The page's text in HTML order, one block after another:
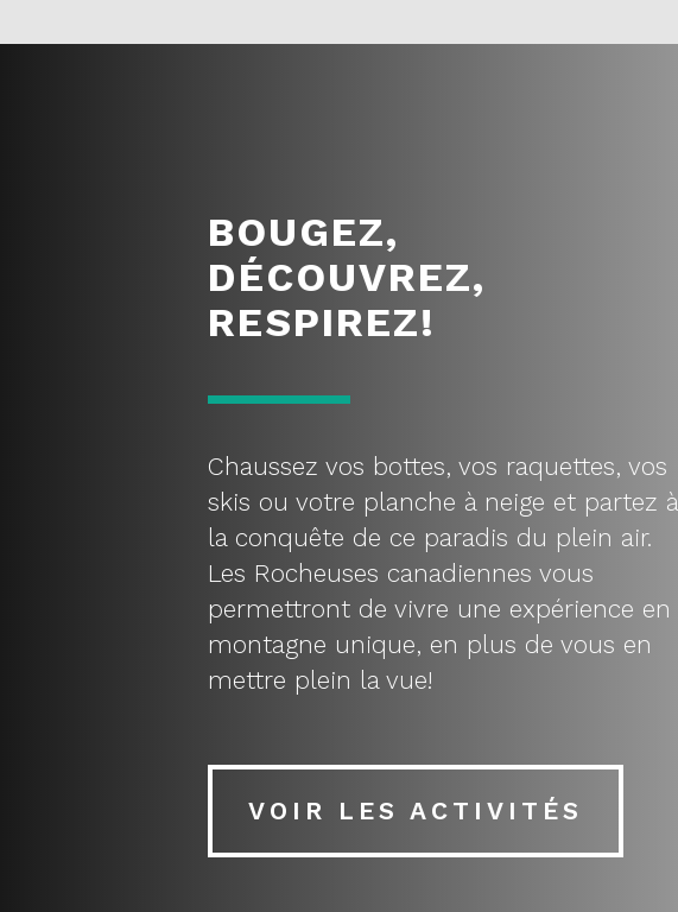
BOUGEZ,
DÉCOUVREZ,
RESPIREZ!
Chaussez vos bottes, vos raquettes, vos
skis ou votre planche à neige et partez à
la conquête de ce paradis du plein air.
Les Rocheuses canadiennes vous
permettront de vivre une expérience en
montagne unique, en plus de vous en
mettre plein la vue!
VOIR LES ACTIVITÉS